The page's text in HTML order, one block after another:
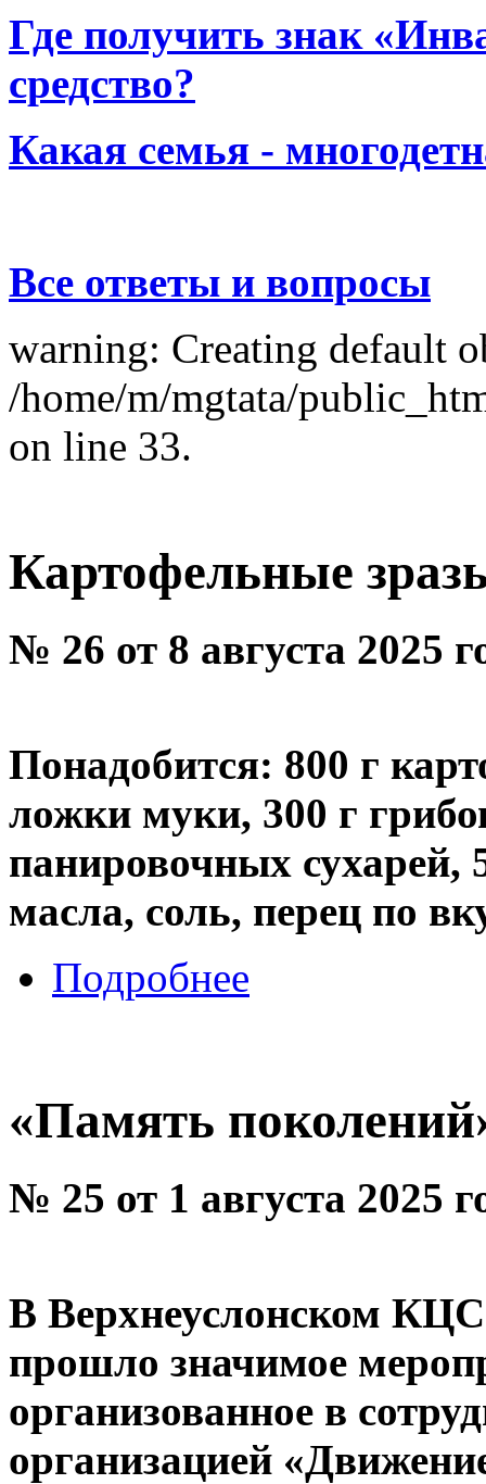
Где получить знак
средство?
Какая семья -
Все ответы и вопросы
warning: Creating default
/home/m/mgtata/
on line 33.
Картофельные
№ 26 от 8 августа 2025
Понадобится: 800 г
ложки муки, 300 г
панировочных сухарей,
масла, соль, перец по
Подробнее
«Память
№ 25 от 1 августа 2025
В Верхнеуслонском
прошло значимое
организованное в
организацией